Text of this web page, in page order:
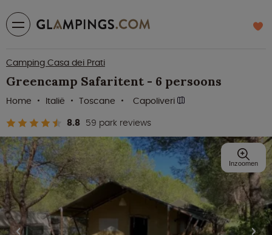
Camping Casa dei Prati
Greencamp Safaritent - 6 persoons
8.8 59 park reviews
Home Italië Toscane Capoliveri
Inzoomen